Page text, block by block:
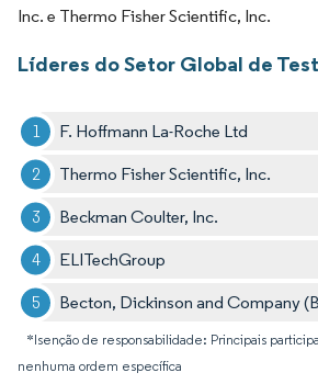
Inc. e Thermo Fisher Scientific, Inc.
Líderes do Setor Global de
F. Hoffmann La-Roche Ltd
Thermo Fisher Scientific, Inc.
Beckman Coulter, Inc.
ELITechGroup
Becton, Dickinson and Company
*Isenção de responsabilidade: Principais
nenhuma ordem específica